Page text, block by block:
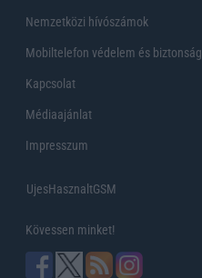
Nemzetközi hívószámok
Mobiltelefon védelem és biztonság
Kapcsolat
Médiaajánlat
Impresszum
UjesHasznaltGSM
Kövessen minket!